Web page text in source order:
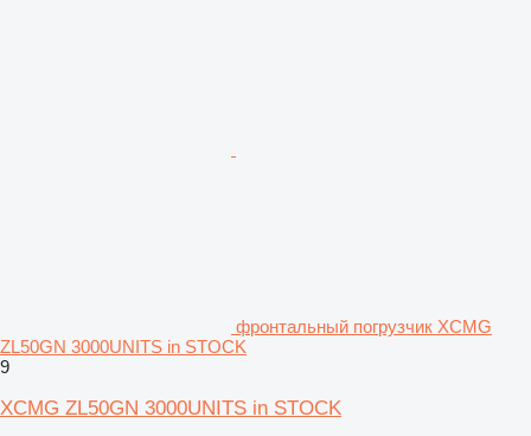
фронтальный погрузчик XCMG
ZL50GN 3000UNITS in STOCK
9
XCMG ZL50GN 3000UNITS in STOCK